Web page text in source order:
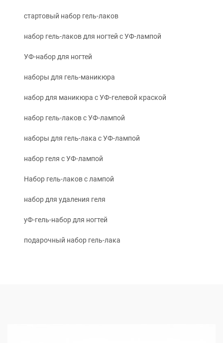
стартовый набор гель-лаков
набор гель-лаков для ногтей с УФ-лампой
УФ-набор для ногтей
наборы для гель-маникюра
набор для маникюра с УФ-гелевой краской
набор гель-лаков с УФ-лампой
наборы для гель-лака с УФ-лампой
набор геля с УФ-лампой
Набор гель-лаков с лампой
набор для удаления геля
уФ-гель-набор для ногтей
подарочный набор гель-лака